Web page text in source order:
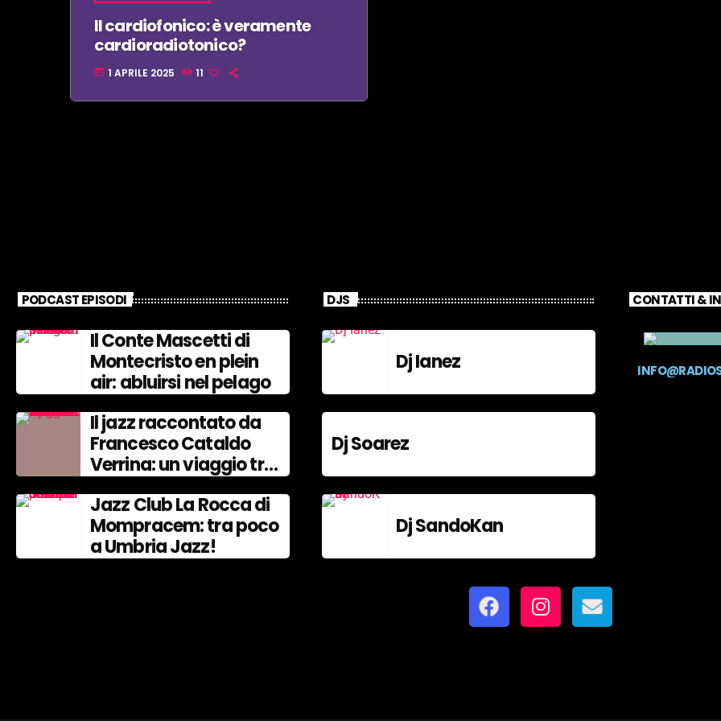
Il cardiofonico: è veramente
cardioradiotonico?
today 1 APRILE 2025 11
PODCAST EPISODI
Il Conte Mascetti di
Montecristo en plein
air: abluirsi nel pelago
Il jazz raccontato da
Francesco Cataldo
Verrina: un viaggio tra
Coltrane.
Jazz Club La Rocca di
Mompracem: tra poco
a Umbria Jazz!
DJS
Dj Ianez
Dj Soarez
Dj SandoKan
CONTATTI &